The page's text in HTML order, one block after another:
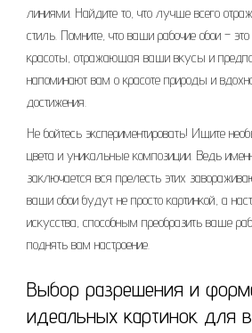
линиями. Найдите то, что лучше всего
стиль. Помните, что ваши рабочие обои –
красоты, отражающая ваши вкусы и
напоминают вам о красоте природы и
достижения.
Не бойтесь экспериментировать! Ищите
цвета и уникальные композиции. Ведь
заключается вся прелесть этих
ваши обои будут не просто картинкой, а
искусства, способным преобразить ваше
поднять вам настроение.
Выбор разрешения и
идеальных картинок для